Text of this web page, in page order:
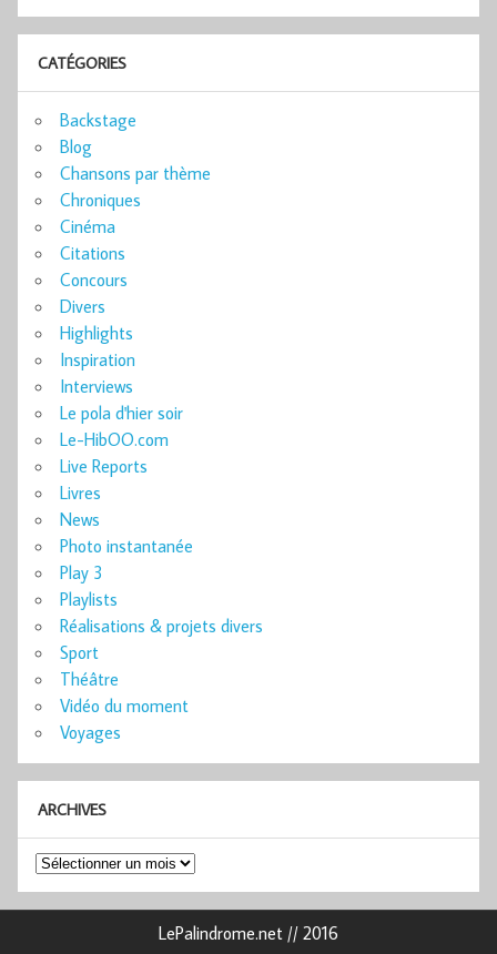
CATÉGORIES
Backstage
Blog
Chansons par thème
Chroniques
Cinéma
Citations
Concours
Divers
Highlights
Inspiration
Interviews
Le pola d'hier soir
Le-HibOO.com
Live Reports
Livres
News
Photo instantanée
Play 3
Playlists
Réalisations & projets divers
Sport
Théâtre
Vidéo du moment
Voyages
ARCHIVES
Archives
LePalindrome.net // 2016